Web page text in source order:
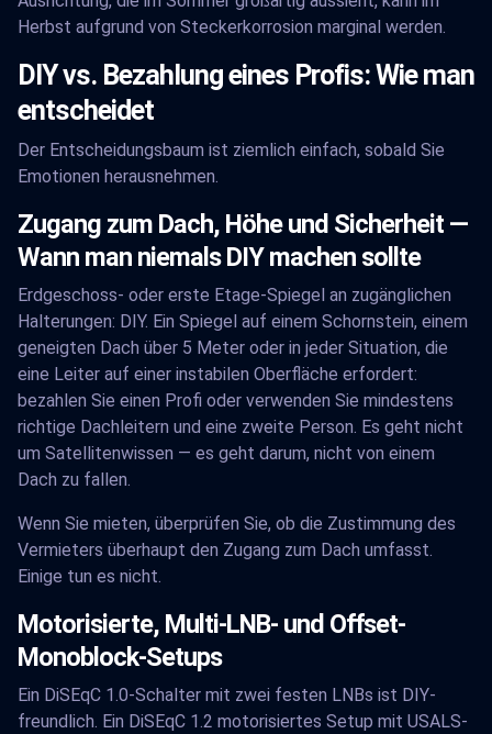
Herbst aufgrund von Steckerkorrosion marginal werden.
DIY vs. Bezahlung eines Profis: Wie man
entscheidet
Der Entscheidungsbaum ist ziemlich einfach, sobald Sie
Emotionen herausnehmen.
Zugang zum Dach, Höhe und Sicherheit —
Wann man niemals DIY machen sollte
Erdgeschoss- oder erste Etage-Spiegel an zugänglichen
Halterungen: DIY. Ein Spiegel auf einem Schornstein, einem
geneigten Dach über 5 Meter oder in jeder Situation, die
eine Leiter auf einer instabilen Oberfläche erfordert:
bezahlen Sie einen Profi oder verwenden Sie mindestens
richtige Dachleitern und eine zweite Person. Es geht nicht
um Satellitenwissen — es geht darum, nicht von einem
Dach zu fallen.
Wenn Sie mieten, überprüfen Sie, ob die Zustimmung des
Vermieters überhaupt den Zugang zum Dach umfasst.
Einige tun es nicht.
Motorisierte, Multi-LNB- und Offset-
Monoblock-Setups
Ein DiSEqC 1.0-Schalter mit zwei festen LNBs ist DIY-
freundlich. Ein DiSEqC 1.2 motorisiertes Setup mit USALS-